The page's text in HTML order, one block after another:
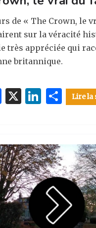
de « The Crown, le
sur la véracité
très appréciée qui
britannique.
F
e
b
o
o
k
X
Li
e
dI
n
ar
g
er
Lire la